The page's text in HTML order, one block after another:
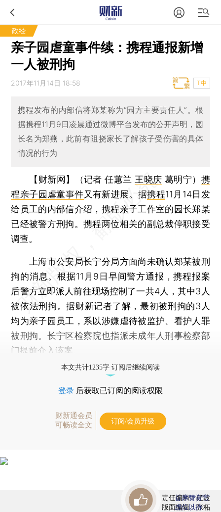
政经
亲子园虐童事件续：携程通报新增
一人被刑拘
2017年11月14日 18:58 T中
携程发布的内部信将郑某称为“园方主要责任人”。根
据携程11月9日凌晨通过微博平台发布的公开声明，园
长名为郑燕，此前有阻挠家长了解孩子受伤害的具体
情况的行为
【财新网】（记者 任蕙兰 王晓庆 葛明宁） 携
程亲子园虐童事件又有新进展。据携程11月14日发
给员工的内部信介绍，携程亲子工作室的园长郑某
已经被警方刑拘。携程两位相关的副总裁停职接受
调查。
上海市公安局长宁分局方面尚未确认郑某被刑
拘的消息。根据11月9日早间警方通报，携程报案
后警方立即派人前往现场控制了一共4人，其中3人
被依法刑拘。据财新记者了解，最初被刑拘的3人
均为亲子园员工，系以涉嫌虐待被监护、看护人罪
被刑拘。长宁区检察院也指派未成年人刑事检察部
门提前介入该案。
本文共计1235字 订阅后继续阅读
登录 后获取已订阅的阅读权限
财新通会员
可畅读全文
订阅/会员升级
责任编辑：任波
版面编辑：张柘
首席赞赏官
虚位以待